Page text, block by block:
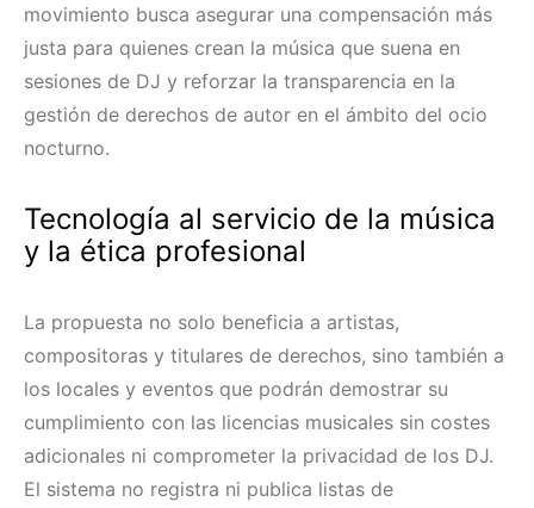
movimiento busca asegurar una compensación más
justa para quienes crean la música que suena en
sesiones de DJ y reforzar la transparencia en la
gestión de derechos de autor en el ámbito del ocio
nocturno.
Tecnología al servicio de la música
y la ética profesional
La propuesta no solo beneficia a artistas,
compositoras y titulares de derechos, sino también a
los locales y eventos que podrán demostrar su
cumplimiento con las licencias musicales sin costes
adicionales ni comprometer la privacidad de los DJ.
El sistema no registra ni publica listas de